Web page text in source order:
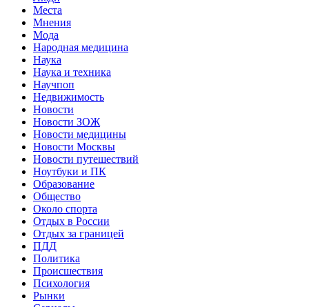
Места
Мнения
Мода
Народная медицина
Наука
Наука и техника
Научпоп
Недвижимость
Новости
Новости ЗОЖ
Новости медицины
Новости Москвы
Новости путешествий
Ноутбуки и ПК
Образование
Общество
Около спорта
Отдых в России
Отдых за границей
ПДД
Политика
Происшествия
Психология
Рынки